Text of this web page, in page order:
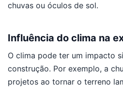
chuvas ou óculos de sol.
Influência do clima na
O clima pode ter um impacto
construção. Por exemplo, a
projetos ao tornar o terreno